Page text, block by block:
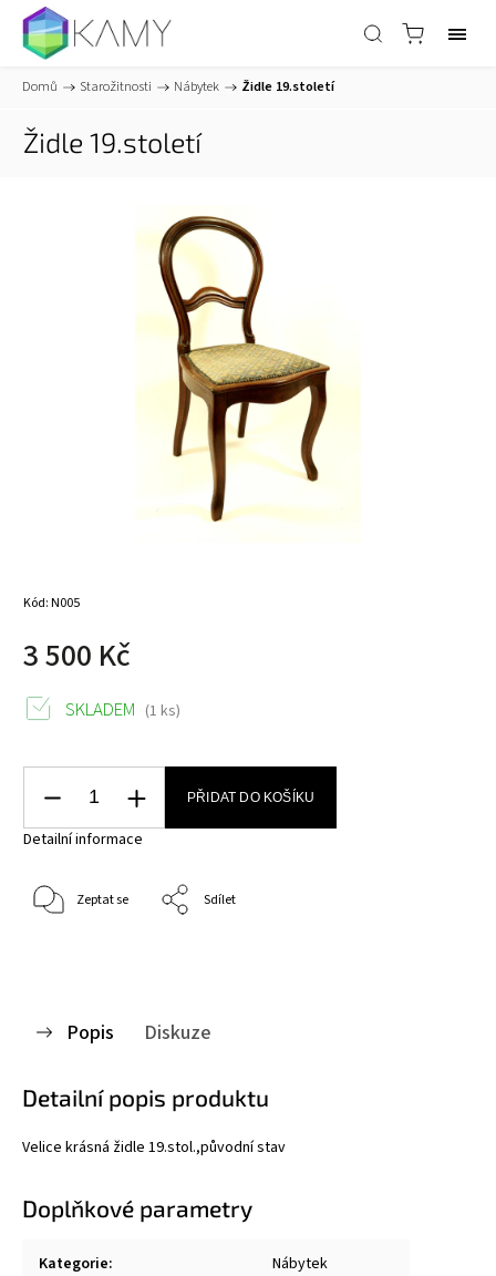
Domů / Starožitnosti / Nábytek / Židle 19.století
Židle 19.století
Kód:N005
3 500 Kč
SKLADEM (1 ks)
PŘIDAT DO KOŠÍKU
Detailní informace
Zeptat se Sdílet
Popis Diskuze
Detailní popis produktu
Velice krásná židle 19.stol.,původní stav
Doplňkové parametry
Kategorie: Nábytek